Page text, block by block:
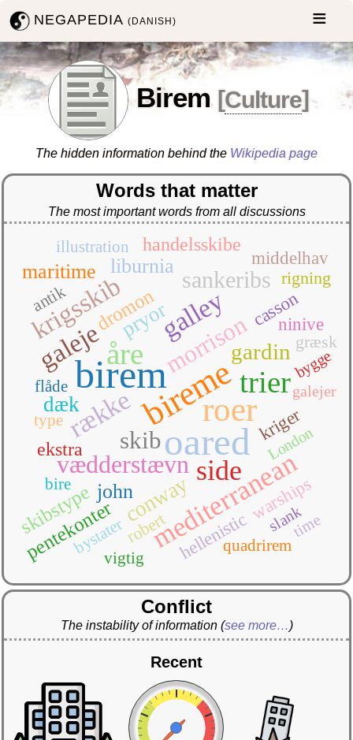
NEGAPEDIA(DANISH)
Birem [Culture]
The hidden information behind the Wikipedia page
Words that matter
The most important words from all discussions
birem
oared
bireme
roer
trier
åre
side
mediterranean
galley
række
galeje
krigsskib
vædderstævn
morrison
skib
sankeribs
gardin
conway
dæk
pryor
john
liburnia
maritime
dromon
pentekonter
skibstype
ekstra
handelsskibe
casson
hellenistic
kriger
middelhav
ninive
warships
antik
græsk
rigning
robert
bire
bystater
flåde
illustration
quadrirem
type
vigtig
London
bygge
galejer
slanktime
Conflict
The instability of information (see more…)
Recent